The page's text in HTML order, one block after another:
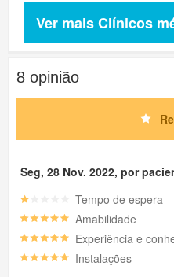
Ver mais Clínicos
8 opinião
Seg, 28 Nov. 2022, por
Tempo de espera
Amabilidade
Experiência e
Instalações